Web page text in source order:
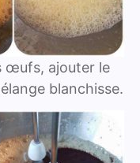
œufs, ajouter le
blanchisse.